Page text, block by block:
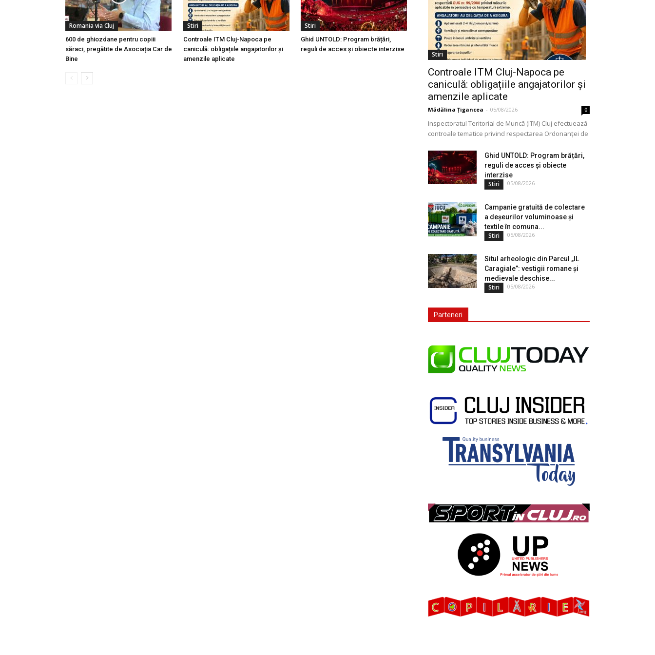
Romania via Cluj
600 de ghiozdane pentru copiii
săraci, pregătite de Asociația Car de
Bine
Stiri
Controale ITM Cluj-Napoca pe
caniculă: obligațiile angajatorilor și
amenzile aplicate
Stiri
Ghid UNTOLD: Program brățări,
reguli de acces și obiecte interzise
Stiri
Controale ITM Cluj-Napoca pe
caniculă: obligațiile angajatorilor și
amenzile aplicate
Mădălina Țigancea - 05/08/2026 0
Inspectoratul Teritorial de Muncă (ITM) Cluj efectuează
controale tematice privind respectarea Ordonanței de
angajatorii aplică măsurile...Ghid UNTOLD: Program brățări,
reguli de acces și obiecte
interzise
Stiri 05/08/2026
Campanie gratuită de colectare
a deșeurilor voluminoase și
textile în comuna...
Stiri 05/08/2026
Situl arheologic din Parcul „IL
Caragiale”: vestigii romane și
medievale deschise...
Stiri 05/08/2026
Parteneri